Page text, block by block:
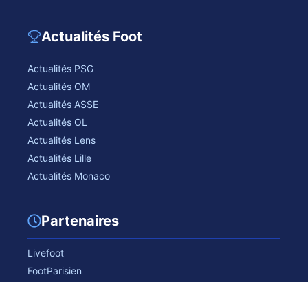
Actualités Foot
Actualités PSG
Actualités OM
Actualités ASSE
Actualités OL
Actualités Lens
Actualités Lille
Actualités Monaco
Partenaires
Livefoot
FootParisien